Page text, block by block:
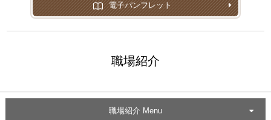
電子パンフレット
職場紹介
職場紹介 Menu